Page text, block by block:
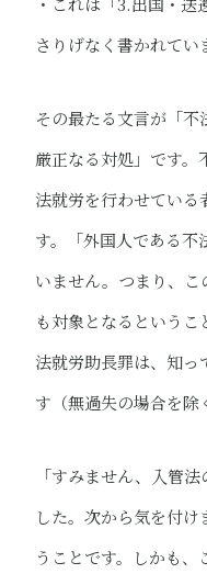
さりげなく書かれてい
その最たる文言が「
厳正なる対処​」です。
法就労を行わせている
す。「外国人である不
いません。つまり、こ
も対象となるという
法就労助長罪は、知
す（無過失の場合を除
「すみません、入管
した。次から気を付
うことです。しかも